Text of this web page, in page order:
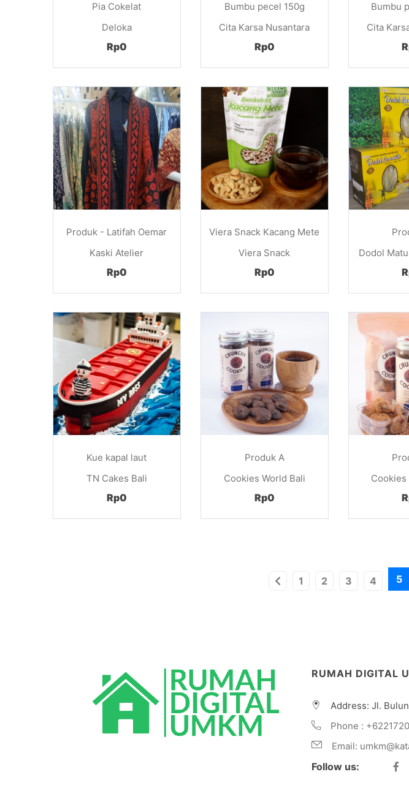
Pia Cokelat
Deloka
Rp0
Bumbu pecel 150g
Cita Karsa Nusantara
Rp0
Bumbu
Cita
Produk - Latifah Oemar
Kaski Atelier
Rp0
Viera Snack Kacang Mete
Viera Snack
Rp0
Dodol
Kue kapal laut
TN Cakes Bali
Rp0
Produk A
Cookies World Bali
Rp0
Cookies
1 2 3 4 5
RUMAH DIGITAL
Address: Jl.
Phone :
Email:
Follow us: